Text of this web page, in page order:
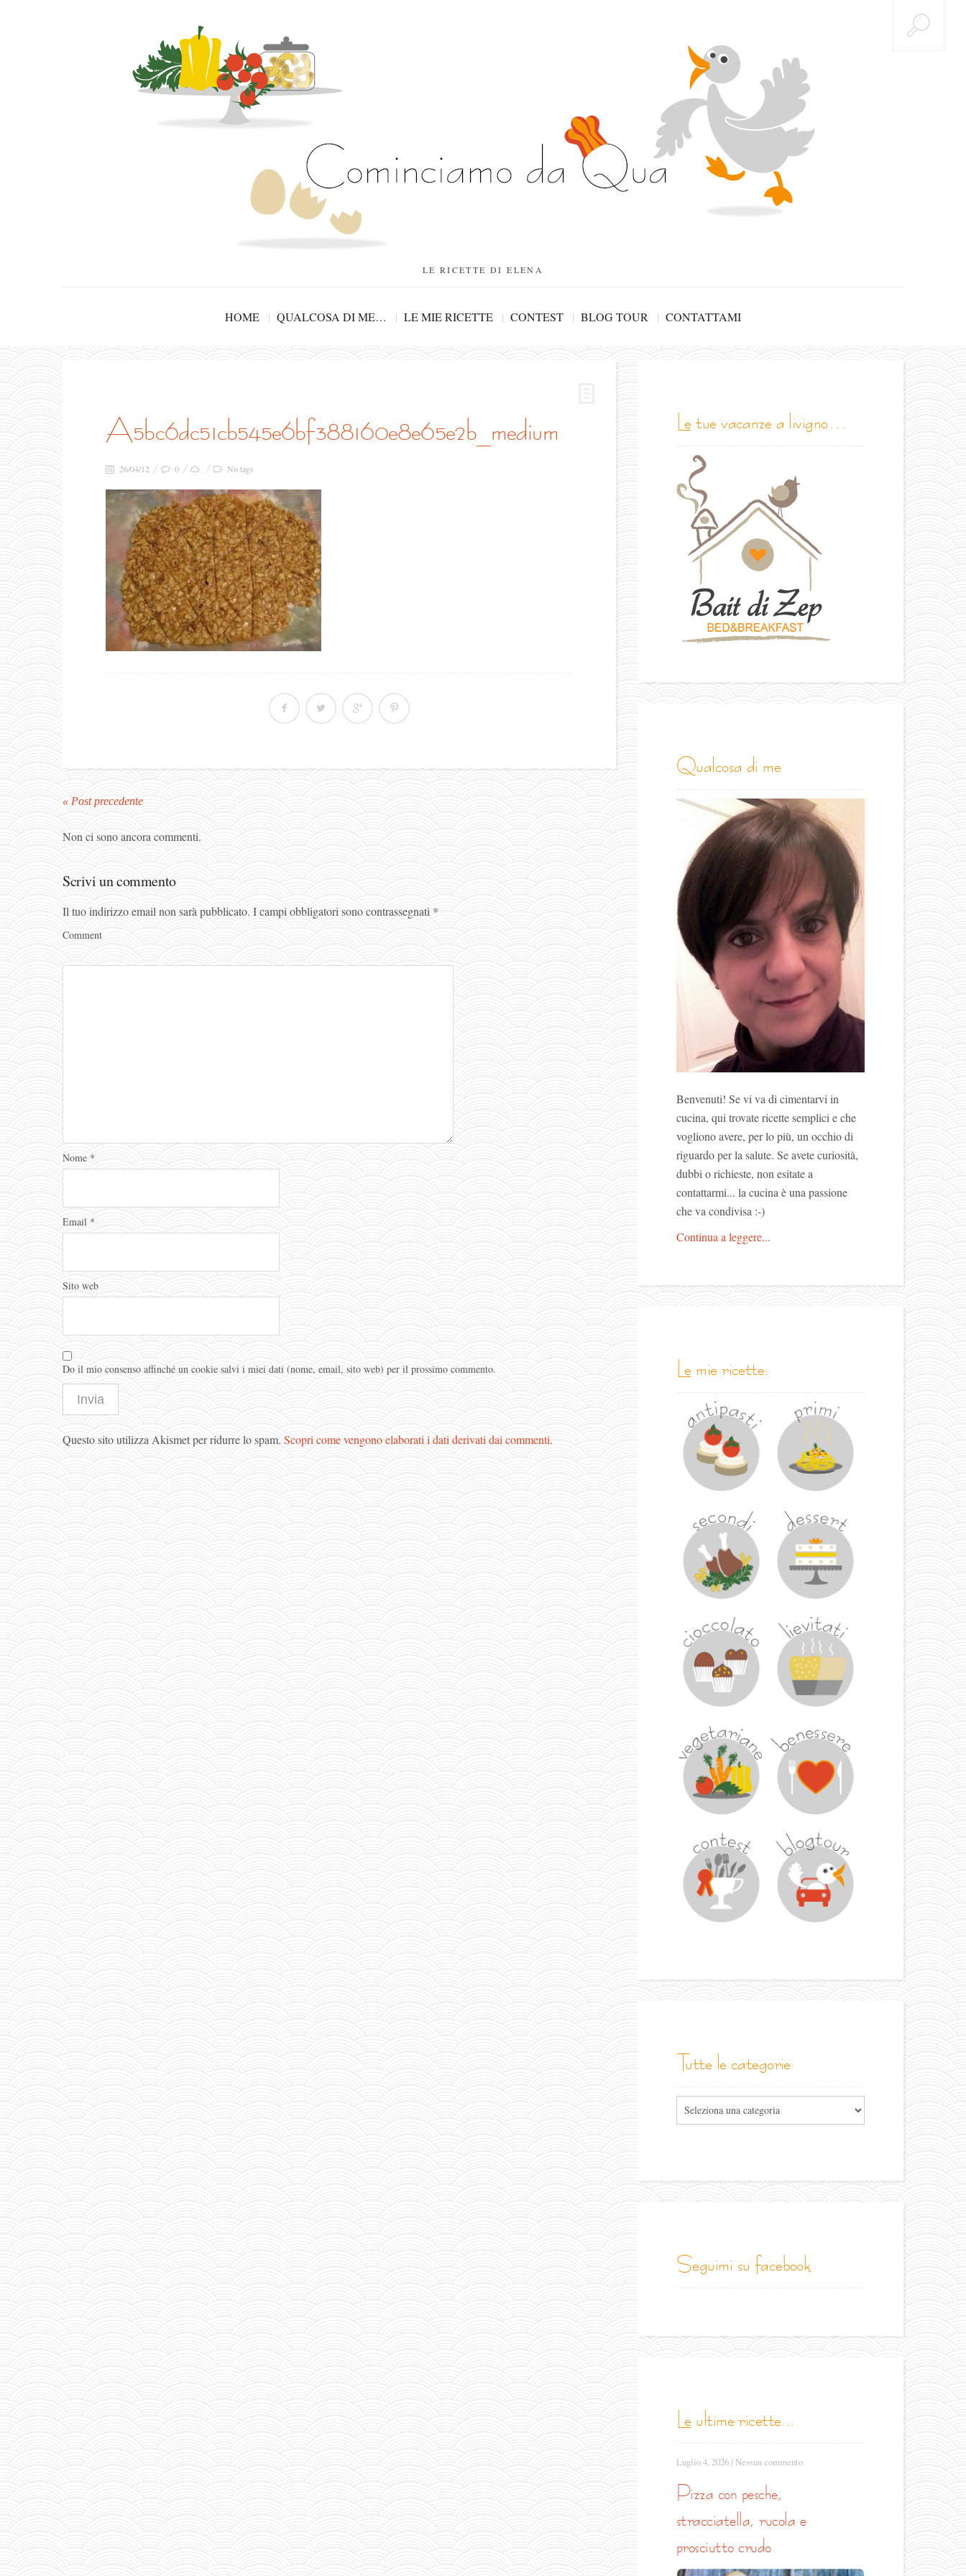
LE RICETTE DI ELENA
HOME QUALCOSA DI ME… LE MIE RICETTE CONTEST BLOG TOUR CONTATTAMI
a5bc6dc51cb545e6bf388160e8e65e2b_medium
26/04/12 0 No tags
« Post precedente
Non ci sono ancora commenti.
Scrivi un commento
Il tuo indirizzo email non sarà pubblicato. I campi obbligatori sono contrassegnati *
Comment
Nome *
Email *
Sito web
Do il mio consenso affinché un cookie salvi i miei dati (nome, email, sito web) per il prossimo commento.
Questo sito utilizza Akismet per ridurre lo spam. Scopri come vengono elaborati i dati derivati dai commenti.
le tue vacanze a livigno…
qualcosa di me
Benvenuti! Se vi va di cimentarvi in
cucina, qui trovate ricette semplici e che
vogliono avere, per lo più, un occhio di
riguardo per la salute. Se avete curiosità,
dubbi o richieste, non esitate a
contattarmi... la cucina è una passione
che va condivisa :-)
Continua a leggere...
le mie ricette:
tutte le categorie
seguimi su facebook
le ultime ricette...
Luglio 4, 2026 | Nessun commento
pizza con pesche,
stracciatella, rucola e
prosciutto crudo